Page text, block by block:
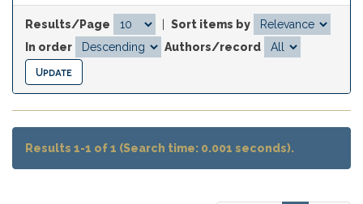
Results/Page
Sort items by
In order
Authors/record
Results 1-1 of 1 (Search time: 0.001 seconds).